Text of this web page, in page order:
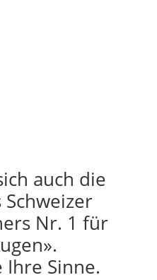
auch die
Nr. 1 für
Ihre Sinne.